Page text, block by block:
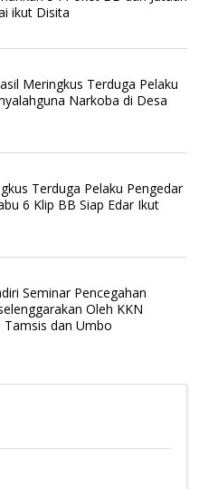
ikut Disita
Meringkus Terduga Pelaku
Narkoba di Desa
Terduga Pelaku Pengedar
6 Klip BB Siap Edar Ikut
Seminar Pencegahan
Oleh KKN
Tamsis dan Umbo